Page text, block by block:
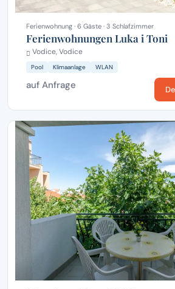
Ferienwohnung · 6 Gäste · 3 Schlafzimmer
Ferienwohnungen Luka i Toni
Vodice, Vodice
Pool Klimaanlage WLAN
auf Anfrage